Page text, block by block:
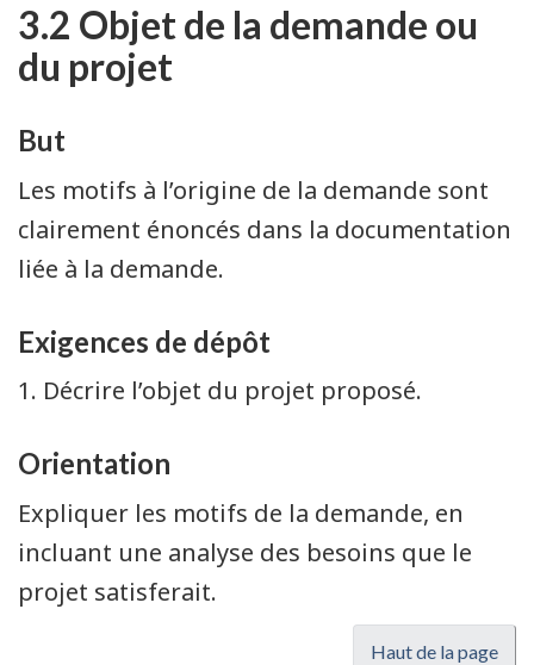
3.2 Objet de la demande ou
du projet
But
Les motifs à l’origine de la demande sont
clairement énoncés dans la documentation
liée à la demande.
Exigences de dépôt
1. Décrire l’objet du projet proposé.
Orientation
Expliquer les motifs de la demande, en
incluant une analyse des besoins que le
projet satisferait.
Haut de la page